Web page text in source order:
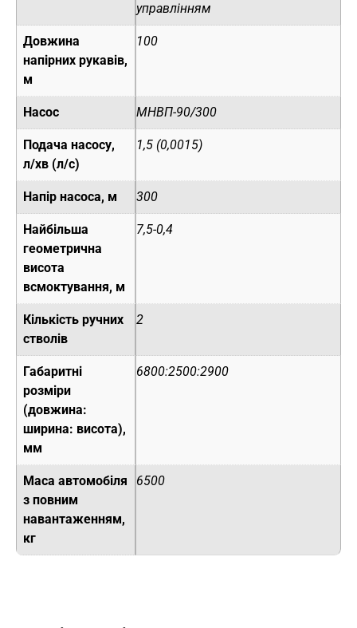
управлінням
Довжина
напірних рукавів,
м
100
Насос МНВП-90/300
Подача насосу,
л/хв (л/с)
1,5 (0,0015)
Напір насоса, м 300
Найбільша
геометрична
висота
всмоктування, м
7,5-0,4
Кількість ручних
стволів
2
Габаритні
розміри
(довжина:
ширина: висота),
мм
6800:2500:2900
Маса автомобіля
з повним
навантаженням,
кг
6500